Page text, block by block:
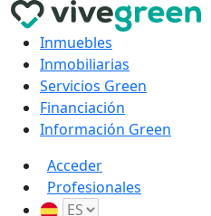
Inmuebles
Inmobiliarias
Servicios Green
Financiación
Información Green
Acceder
Profesionales